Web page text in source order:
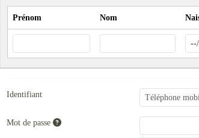
Prénom Nom
Identifiant
Mot de passe